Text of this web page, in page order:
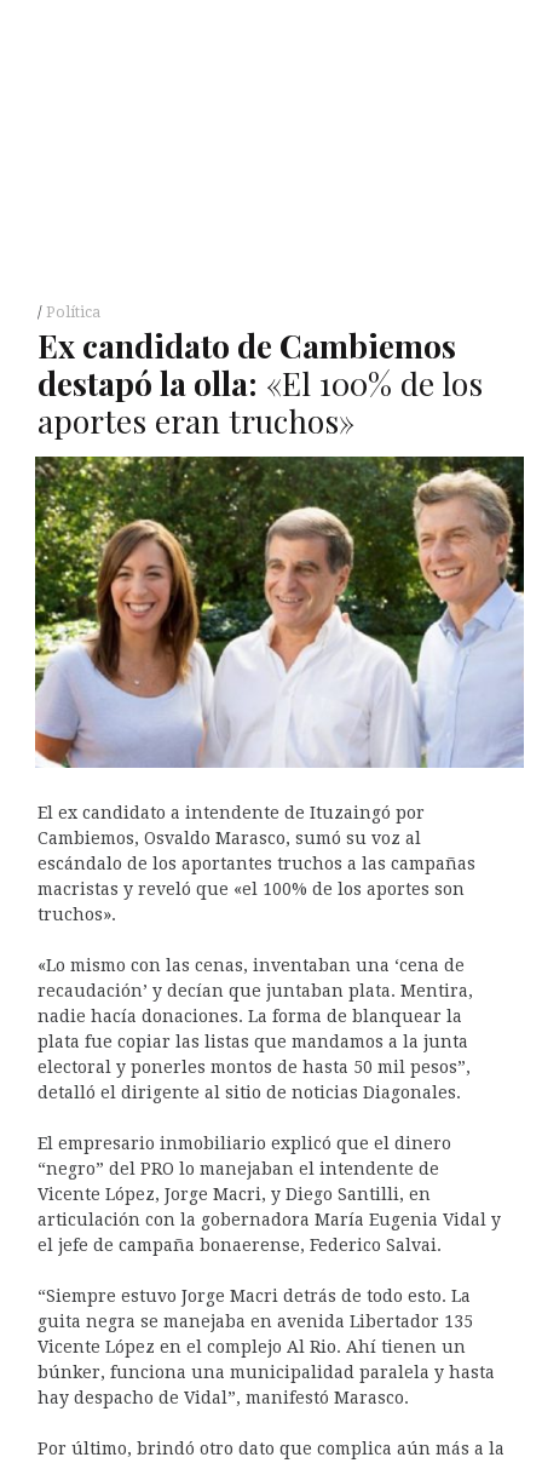
Política
Ex candidato de Cambiemos
destapó la olla: «El 100% de los
aportes eran truchos»
El ex candidato a intendente de Ituzaingó por
Cambiemos, Osvaldo Marasco, sumó su voz al
escándalo de los aportantes truchos a las campañas
macristas y reveló que «el 100% de los aportes son
truchos».
«Lo mismo con las cenas, inventaban una ‘cena de
recaudación’ y decían que juntaban plata. Mentira,
nadie hacía donaciones. La forma de blanquear la
plata fue copiar las listas que mandamos a la junta
electoral y ponerles montos de hasta 50 mil pesos”,
detalló el dirigente al sitio de noticias Diagonales.
El empresario inmobiliario explicó que el dinero
“negro” del PRO lo manejaban el intendente de
Vicente López, Jorge Macri, y Diego Santilli, en
articulación con la gobernadora María Eugenia Vidal y
el jefe de campaña bonaerense, Federico Salvai.
“Siempre estuvo Jorge Macri detrás de todo esto. La
guita negra se manejaba en avenida Libertador 135
Vicente López en el complejo Al Rio. Ahí tienen un
búnker, funciona una municipalidad paralela y hasta
hay despacho de Vidal”, manifestó Marasco.
Por último, brindó otro dato que complica aún más a la